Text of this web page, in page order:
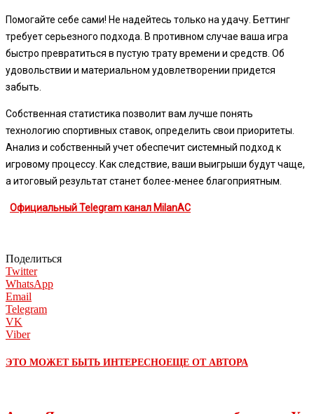
Помогайте себе сами! Не надейтесь только на удачу. Беттинг
требует серьезного подхода. В противном случае ваша игра
быстро превратиться в пустую трату времени и средств. Об
удовольствии и материальном удовлетворении придется
забыть.
Собственная статистика позволит вам лучше понять
технологию спортивных ставок, определить свои приоритеты.
Анализ и собственный учет обеспечит системный подход к
игровому процессу. Как следствие, ваши выигрыши будут чаще,
а итоговый результат станет более-менее благоприятным.
Официальный Telegram канал MilanAC
Поделиться
Twitter
WhatsApp
Email
Telegram
VK
Viber
ЭТО МОЖЕТ БЫТЬ ИНТЕРЕСНОЕЩЕ ОТ АВТОРА